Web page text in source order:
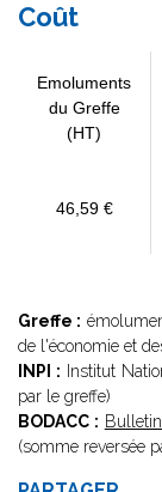
Coût
Emoluments
du Greffe
(HT)
46,59 €
Greffe :
de l'économie et
INPI : Institut
par le greffe)
BODACC :
(somme reversée